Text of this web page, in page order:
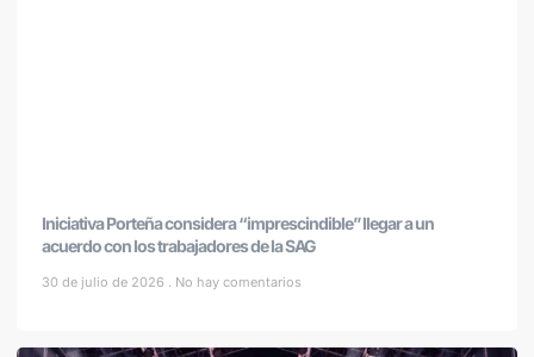
Iniciativa Porteña considera “imprescindible” llegar a un
acuerdo con los trabajadores de la SAG
30 de julio de 2026 No hay comentarios